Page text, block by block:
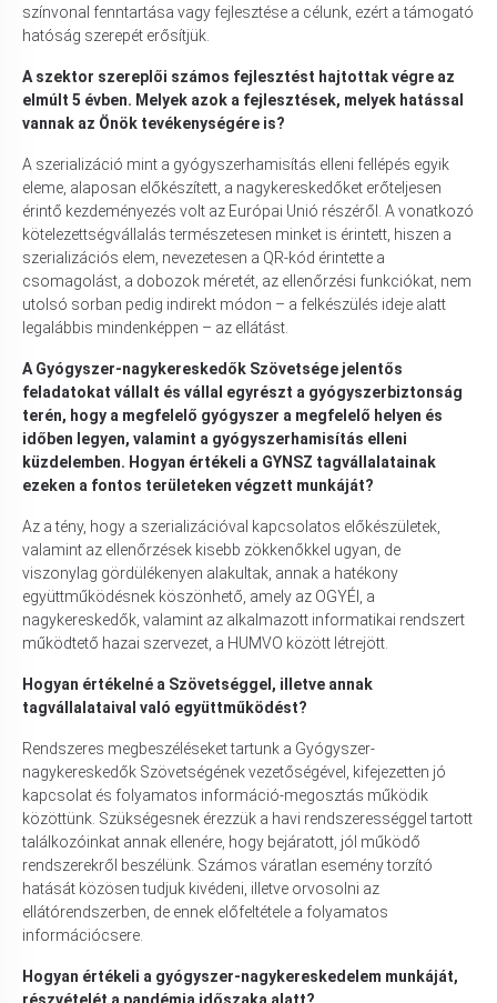
színvonal fenntartása vagy fejlesztése a célunk, ezért a támogató
hatóság szerepét erősítjük.
A szektor szereplői számos fejlesztést hajtottak végre az
elmúlt 5 évben. Melyek azok a fejlesztések, melyek hatással
vannak az Önök tevékenységére is?
A szerializáció mint a gyógyszerhamisítás elleni fellépés egyik
eleme, alaposan előkészített, a nagykereskedőket erőteljesen
érintő kezdeményezés volt az Európai Unió részéről. A vonatkozó
kötelezettségvállalás természetesen minket is érintett, hiszen a
szerializációs elem, nevezetesen a QR-kód érintette a
csomagolást, a dobozok méretét, az ellenőrzési funkciókat, nem
utolsó sorban pedig indirekt módon – a felkészülés ideje alatt
legalábbis mindenképpen – az ellátást.
A Gyógyszer-nagykereskedők Szövetsége jelentős
feladatokat vállalt és vállal egyrészt a gyógyszerbiztonság
terén, hogy a megfelelő gyógyszer a megfelelő helyen és
időben legyen, valamint a gyógyszerhamisítás elleni
küzdelemben. Hogyan értékeli a GYNSZ tagvállalatainak
ezeken a fontos területeken végzett munkáját?
Az a tény, hogy a szerializációval kapcsolatos előkészületek,
valamint az ellenőrzések kisebb zökkenőkkel ugyan, de
viszonylag gördülékenyen alakultak, annak a hatékony
együttműködésnek köszönhető, amely az OGYÉI, a
nagykereskedők, valamint az alkalmazott informatikai rendszert
működtető hazai szervezet, a HUMVO között létrejött.
Hogyan értékelné a Szövetséggel, illetve annak
tagvállalataival való együttműködést?
Rendszeres megbeszéléseket tartunk a Gyógyszer-
nagykereskedők Szövetségének vezetőségével, kifejezetten jó
kapcsolat és folyamatos információ-megosztás működik
közöttünk. Szükségesnek érezzük a havi rendszerességgel tartott
találkozóinkat annak ellenére, hogy bejáratott, jól működő
rendszerekről beszélünk. Számos váratlan esemény torzító
hatását közösen tudjuk kivédeni, illetve orvosolni az
ellátórendszerben, de ennek előfeltétele a folyamatos
információcsere.
Hogyan értékeli a gyógyszer-nagykereskedelem munkáját,